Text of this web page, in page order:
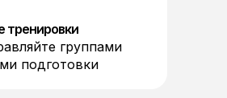
тренировки
группами
подготовки